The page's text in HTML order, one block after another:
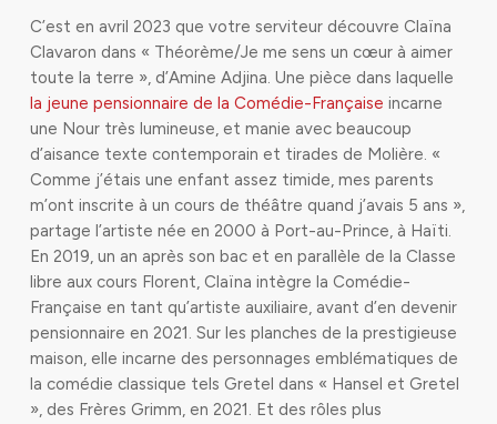
C’est en avril 2023 que votre serviteur découvre Claïna
Clavaron dans « Théorème/Je me sens un cœur à aimer
toute la terre », d’Amine Adjina. Une pièce dans laquelle
la jeune pensionnaire de la Comédie-Française incarne
une Nour très lumineuse, et manie avec beaucoup
d’aisance texte contemporain et tirades de Molière. «
Comme j’étais une enfant assez timide, mes parents
m’ont inscrite à un cours de théâtre quand j’avais 5 ans »,
partage l’artiste née en 2000 à Port-au-Prince, à Haïti.
En 2019, un an après son bac et en parallèle de la Classe
libre aux cours Florent, Claïna intègre la Comédie-
Française en tant qu’artiste auxiliaire, avant d’en devenir
pensionnaire en 2021. Sur les planches de la prestigieuse
maison, elle incarne des personnages emblématiques de
la comédie classique tels Gretel dans « Hansel et Gretel
», des Frères Grimm, en 2021. Et des rôles plus